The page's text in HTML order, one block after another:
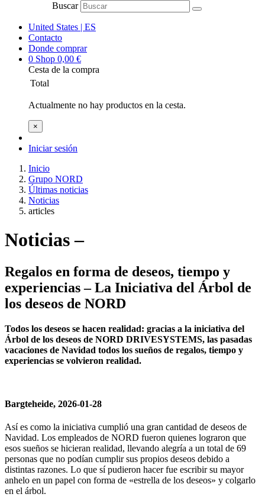
Buscar
United States | ES
Contacto
Donde comprar
0 Shop 0,00 €
Cesta de la compra
Total
Actualmente no hay productos en la cesta.
×
Iniciar sesión
Inicio
Grupo NORD
Últimas noticias
Noticias
articles
Noticias –
Regalos en forma de deseos, tiempo y
experiencias – La Iniciativa del Árbol de
los deseos de NORD
Todos los deseos se hacen realidad: gracias a la iniciativa del
Árbol de los deseos de NORD DRIVESYSTEMS, las pasadas
vacaciones de Navidad todos los sueños de regalos, tiempo y
experiencias se volvieron realidad.
Bargteheide, 2026-01-28
Así es como la iniciativa cumplió una gran cantidad de deseos de
Navidad. Los empleados de NORD fueron quienes lograron que
esos sueños se hicieran realidad, llevando alegría a un total de 69
personas que no podían cumplir sus propios deseos debido a
distintas razones. Lo que sí pudieron hacer fue escribir su mayor
anhelo en un papel con forma de «estrella de los deseos» y colgarlo
en el árbol.